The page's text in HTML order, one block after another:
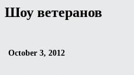
Шоу ветеранов
October 3, 2012